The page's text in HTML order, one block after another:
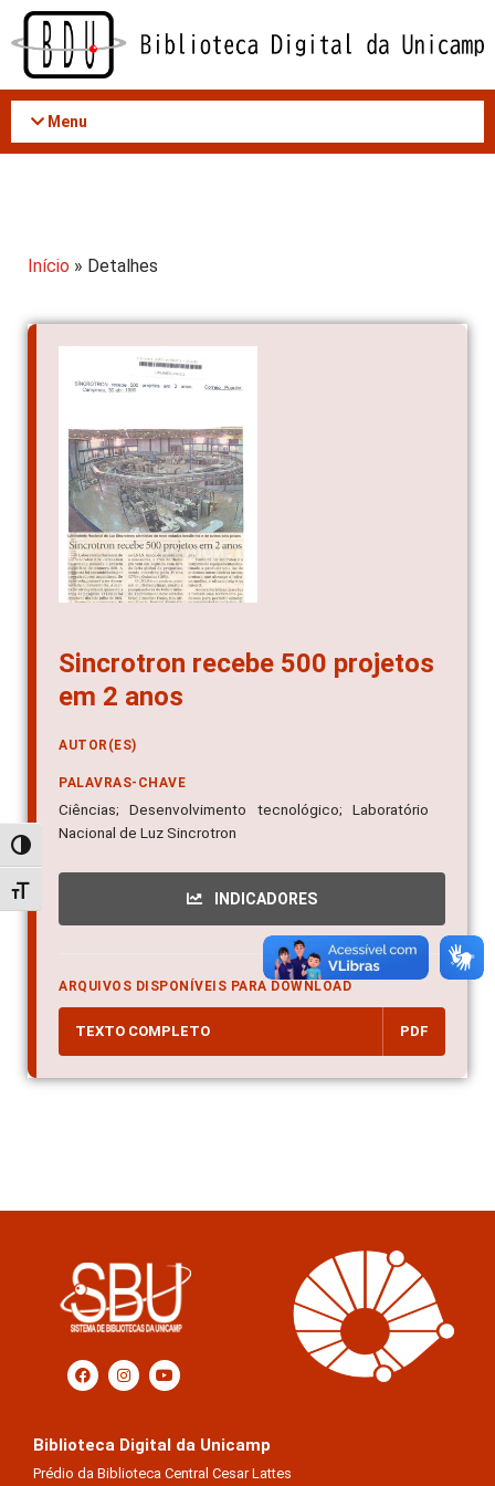
Acessar
conteúdo
Alternar alto contraste
Alternar tamanho da fonte
Menu
Início » Detalhes
Sincrotron recebe 500 projetos
em 2 anos
AUTOR(ES)
PALAVRAS-CHAVE
Ciências; Desenvolvimento tecnológico; Laboratório
Nacional de Luz Sincrotron
INDICADORES
ARQUIVOS DISPONÍVEIS PARA DOWNLOAD
TEXTO COMPLETO PDF
Biblioteca Digital da Unicamp
Prédio da Biblioteca Central Cesar Lattes